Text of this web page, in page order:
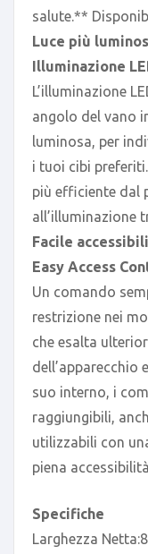
salute.**
Luce più
Illuminazione
L’illuminazione
angolo del vano
luminosa, per
i tuoi cibi
più efficiente dal
all’illuminazione
Facile
Easy Access
Un comando
restrizione nei
che esalta
dell’apparecchio
suo interno, i
raggiungibili,
utilizzabili con
piena
Specifiche
Larghezza